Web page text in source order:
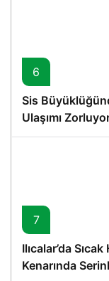
6
Sis
Ulaşımı
7
Ilıcalar’da
Kenarında